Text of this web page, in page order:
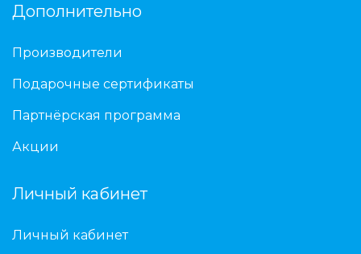
Дополнительно
Производители
Подарочные сертификаты
Партнёрская программа
Акции
Личный кабинет
Личный кабинет